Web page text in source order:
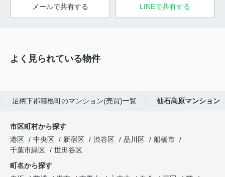
メールで共有する LINEで共有する
よく見られている物件
足柄下郡箱根町のマンション(売買)一覧 仙石高原マンション
市区町村から探す
港区
中央区 新宿区 渋谷区 品川区
船橋市
千葉市緑区
世田谷区
町名から探す